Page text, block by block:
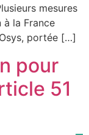
mesures
à la France
portée […]
pour
51